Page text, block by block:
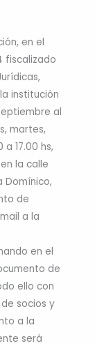
en el
fiscalizado
institución
al
martes,
17.00 hs,
la calle
Domínico,
de
a la
en el
de
ello con
socios y
a la
será